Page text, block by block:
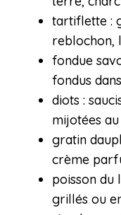
tartiflette :
reblochon,
fondue
fondus
diots :
mijotées
gratin
crème
poisson du
grillés ou